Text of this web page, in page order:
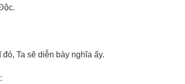
Ta sẽ diễn bày nghĩa ấy.